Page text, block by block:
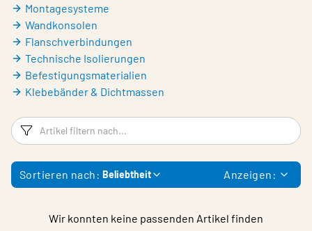
Montagesysteme
Wandkonsolen
Flanschverbindungen
Technische Isolierungen
Befestigungsmaterialien
Klebebänder & Dichtmassen
Filter
Sortieren nach: Beliebtheit Anzeigen:
Wir konnten keine passenden Artikel finden